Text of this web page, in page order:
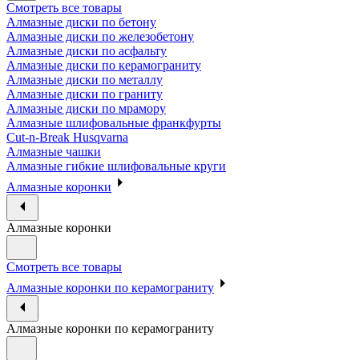
Смотреть все товары
Алмазные диски по бетону
Алмазные диски по железобетону
Алмазные диски по асфальту
Алмазные диски по керамограниту
Алмазные диски по металлу
Алмазные диски по граниту
Алмазные диски по мрамору
Алмазные шлифовальные франкфурты
Cut-n-Break Husqvarna
Алмазные чашки
Алмазные гибкие шлифовальные круги
Алмазные коронки
Алмазные коронки
Смотреть все товары
Алмазные коронки по керамограниту
Алмазные коронки по керамограниту